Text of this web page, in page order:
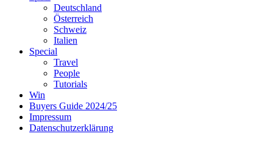
Deutschland
Österreich
Schweiz
Italien
Special
Travel
People
Tutorials
Win
Buyers Guide 2024/25
Impressum
Datenschutzerklärung